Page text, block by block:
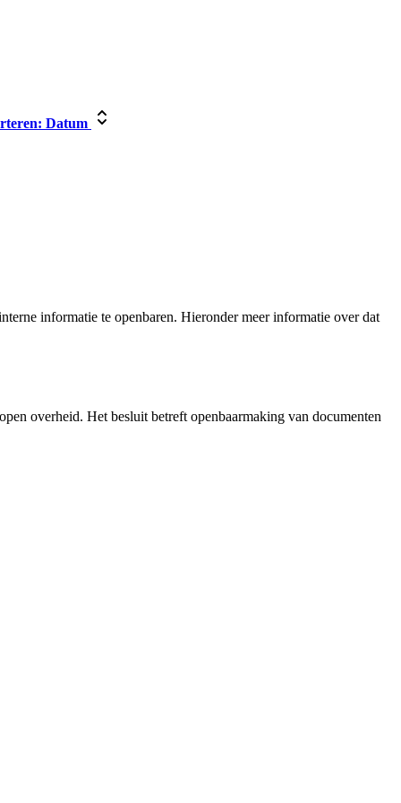
Datum
informatie te openbaren. Hieronder meer informatie over dat
overheid. Het besluit betreft openbaarmaking van documenten